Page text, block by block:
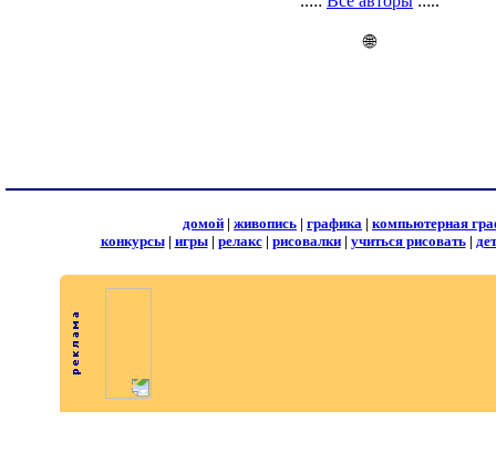
🌐
домой | живопись | графика | компьютерная
конкурсы| игры| релакс| рисовалки| учиться рисовать|